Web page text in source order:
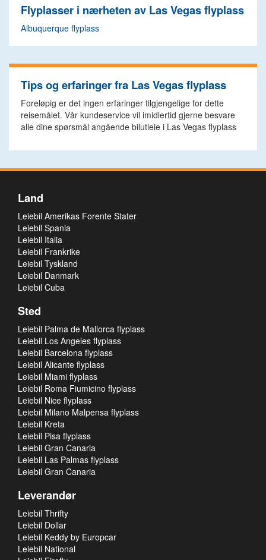
Flyplasser i nærheten av Las Vegas flyplass
Albuquerque flyplass
Tips og erfaringer fra Las Vegas flyplass
Foreløpig er det ingen erfaringer tilgjengelige for dette
reisemålet. Vår kundeservice vil imidlertid gjerne besvare
alle dine spørsmål angående bilutleie i Las Vegas flyplass
Land
Leiebil Amerikas Forente Stater
Leiebil Spania
Leiebil Italia
Leiebil Frankrike
Leiebil Tyskland
Leiebil Danmark
Leiebil Cuba
Sted
Leiebil Palma de Mallorca flyplass
Leiebil Los Angeles flyplass
Leiebil Barcelona flyplass
Leiebil Alicante flyplass
Leiebil Miami flyplass
Leiebil Roma Fiumicino flyplass
Leiebil Nice flyplass
Leiebil Milano Malpensa flyplass
Leiebil Kreta
Leiebil Pisa flyplass
Leiebil Gran Canaria
Leiebil Las Palmas flyplass
Leiebil Gran Canaria
Leverandør
Leiebil Thrifty
Leiebil Dollar
Leiebil Keddy by Europcar
Leiebil National